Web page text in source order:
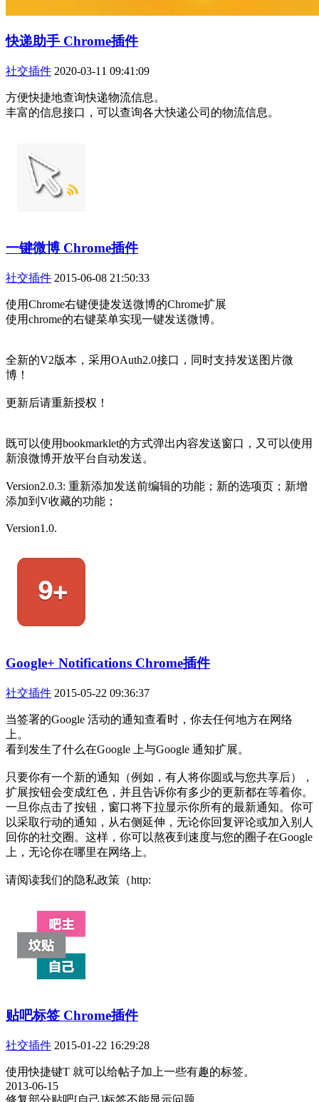
快递助手 Chrome插件
社交插件 2020-03-11 09:41:09
方便快捷地查询快递物流信息。
丰富的信息接口，可以查询各大快递公司的物流信息。
一键微博 Chrome插件
社交插件 2015-06-08 21:50:33
使用Chrome右键便捷发送微博的Chrome扩展
使用chrome的右键菜单实现一键发送微博。
全新的V2版本，采用OAuth2.0接口，同时支持发送图片微
博！
更新后请重新授权！
既可以使用bookmarklet的方式弹出内容发送窗口，又可以使用
新浪微博开放平台自动发送。
Version2.0.3: 重新添加发送前编辑的功能；新的选项页；新增
添加到V收藏的功能；
Version1.0.
Google+ Notifications Chrome插件
社交插件 2015-05-22 09:36:37
当签署的Google 活动的通知查看时，你去任何地方在网络
上。
看到发生了什么在Google 上与Google 通知扩展。
只要你有一个新的通知（例如，有人将你圆或与您共享后），
扩展按钮会变成红色，并且告诉你有多少的更新都在等着你。
一旦你点击了按钮，窗口将下拉显示你所有的最新通知。你可
以采取行动的通知，从右侧延伸，无论你回复评论或加入别人
回你的社交圈。这样，你可以熬夜到速度与您的圈子在Google
上，无论你在哪里在网络上。
请阅读我们的隐私政策（http:
贴吧标签 Chrome插件
社交插件 2015-01-22 16:29:28
使用快捷键T 就可以给帖子加上一些有趣的标签。
2013-06-15
修复部分贴吧[自己]标签不能显示问题